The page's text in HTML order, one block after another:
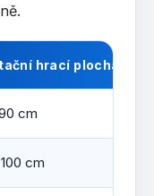
hrací plocha
cm
cm